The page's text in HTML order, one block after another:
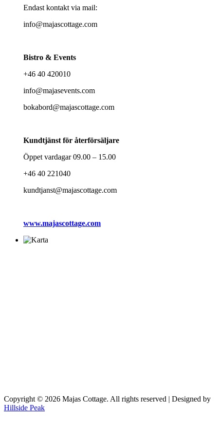
Endast kontakt via mail:
info@majascottage.com
Bistro & Events
+46 40 420010
info@majasevents.com
bokabord@majascottage.com
Kundtjänst för återförsäljare
Öppet vardagar 09.00 – 15.00
+46 40 221040
kundtjanst@majascottage.com
www.majascottage.com
Copyright © 2026 Majas Cottage. All rights reserved | Designed by
Hillside Peak